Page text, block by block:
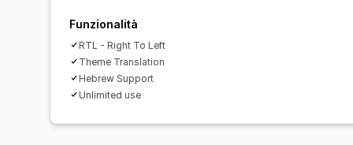
Funzionalità
RTL - Right To Left
Theme Translation
Hebrew Support
Unlimited use